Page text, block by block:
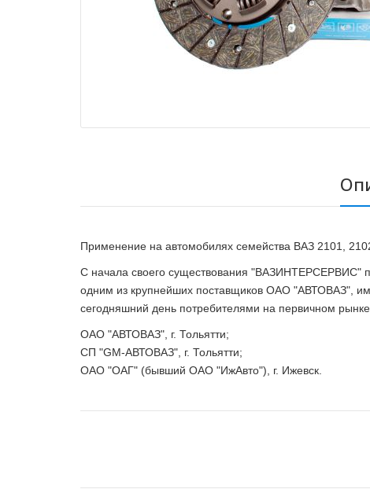
Применение на автомобилях семейства ВАЗ 2101,
С начала своего существования "ВАЗИНТЕРСЕРВИС"
одним из крупнейших поставщиков ОАО "АВТОВАЗ",
сегодняшний день потребителями на первичном
ОАО "АВТОВАЗ", г. Тольятти;
СП "GM-АВТОВАЗ", г. Тольятти;
ОАО "ОАГ" (бывший ОАО "ИжАвто"), г. Ижевск.